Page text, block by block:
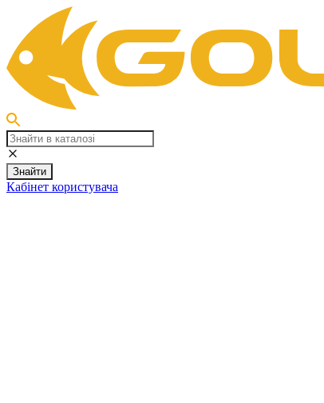
Знайти
Кабінет користувача